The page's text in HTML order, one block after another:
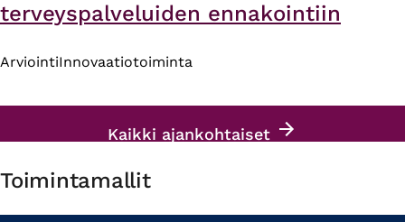
terveyspalveluiden ennakointiin
ArviointiInnovaatiotoiminta
Kaikki ajankohtaiset
Toimintamallit